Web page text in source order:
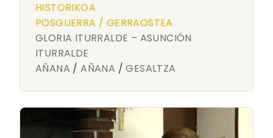
HISTORIKOA
POSGUERRA / GERRAOSTEA
GLORIA ITURRALDE – ASUNCIÓN
ITURRALDE
AÑANA /AÑANA /GESALTZA